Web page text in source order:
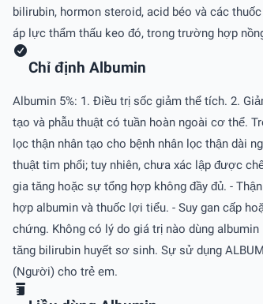
bilirubin, hormon steroid, acid béo và các
áp lực thẩm thấu keo đó, trong trường hợp
Chỉ định Albumin
Albumin 5%: 1. Ðiều trị sốc giảm thể tích. 2.
tạo và phẫu thuật có tuần hoàn ngoài cơ thể.
lọc thận nhân tạo cho bệnh nhân lọc thận dài
thuật tim phổi; tuy nhiên, chưa xác lập được
gia tăng hoặc sự tổng hợp không đầy đủ. -
hợp albumin và thuốc lợi tiểu. - Suy gan cấp
chứng. Không có lý do giá trị nào dùng
tăng bilirubin huyết sơ sinh. Sự sử dụng
(Người) cho trẻ em.